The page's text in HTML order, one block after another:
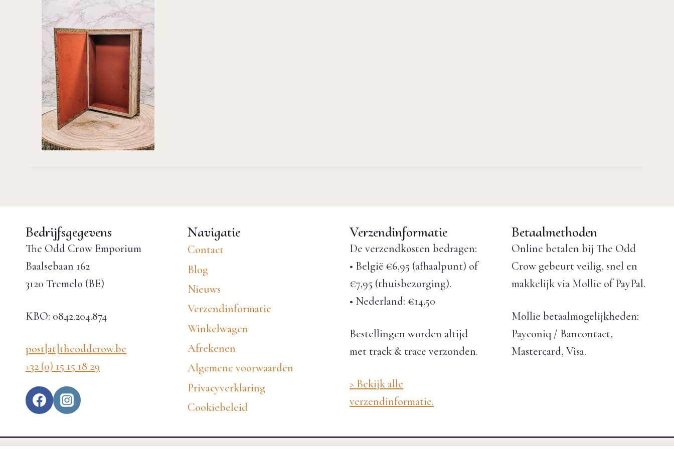
Bedrijfsgegevens
The Odd Crow Emporium
Baalsebaan 162
3120 Tremelo (BE)
KBO: 0842.204.874
post[at]theoddcrow.be
+32 (0) 15 15 18 29
Navigatie
Contact
Blog
Nieuws
Verzendinformatie
Winkelwagen
Afrekenen
Algemene voorwaarden
Privacyverklaring
Cookiebeleid
Verzendinformatie
De verzendkosten bedragen:
• België €6,95 (afhaalpunt) of
€7,95 (thuisbezorging).
• Nederland: €14,50
Bestellingen worden altijd
met track & trace verzonden.
> Bekijk alle
verzendinformatie.
Betaalmethoden
Online betalen bij The Odd
Crow gebeurt veilig, snel en
makkelijk via Mollie of PayPal.
Mollie betaalmogelijkheden:
Payconiq / Bancontact,
Mastercard, Visa.
EN